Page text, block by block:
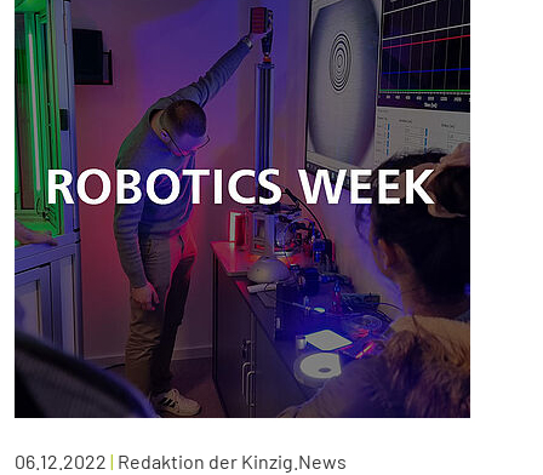
06.12.2022 | Redaktion der Kinzig.News